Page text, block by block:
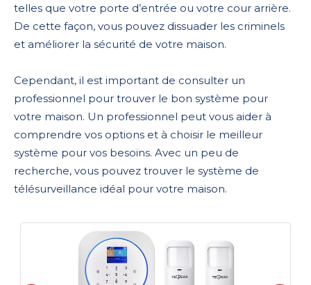
telles que votre porte d’entrée ou votre cour arrière.
De cette façon, vous pouvez dissuader les criminels
et améliorer la sécurité de votre maison.
Cependant, il est important de consulter un
professionnel pour trouver le bon système pour
votre maison. Un professionnel peut vous aider à
comprendre vos options et à choisir le meilleur
système pour vos besoins. Avec un peu de
recherche, vous pouvez trouver le système de
télésurveillance idéal pour votre maison.